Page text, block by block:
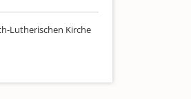
Lutherischen Kirche